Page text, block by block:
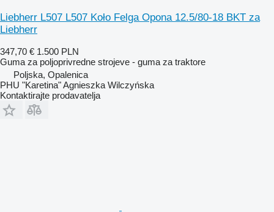
Liebherr L507 L507 Koło Felga Opona 12.5/80-18 BKT za
Liebherr
347,70 € 1.500 PLN
Guma za poljoprivredne strojeve - guma za traktore
Poljska, Opalenica
PHU "Karetina" Agnieszka Wilczyńska
Kontaktirajte prodavatelja